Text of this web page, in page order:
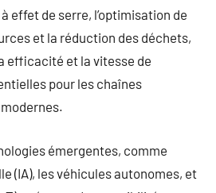
effet de serre, l’optimisation de
et la réduction des déchets,
efficacité et la vitesse de
pour les chaînes
émergentes, comme
(IA), les véhicules autonomes, et